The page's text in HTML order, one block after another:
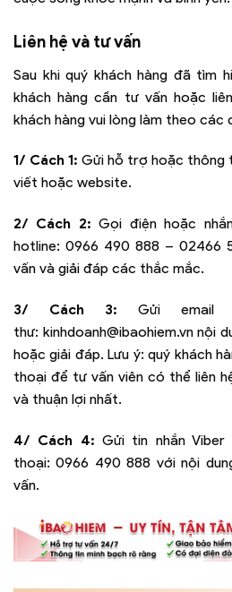
Liên hệ và tư vấn
Sau khi quý khách hàng đã tìm
khách hàng cần tư vấn hoặc
khách hàng vui lòng làm theo các
1/ Cách 1: Gửi hỗ trợ hoặc thông
viết hoặc website.
2/ Cách 2: Gọi điện hoặc
hotline: 0966 490 888 – 02466
vấn và giải đáp các thắc mắc.
3/ Cách 3: Gửi email
thư: kinhdoanh@ibaohiem.vnnội
hoặc giải đáp. Lưu ý: quý khách
thoại để tư vấn viên có thể liên
và thuận lợi nhất.
4/ Cách 4: Gửi tin nhắn
thoại:0966 490 888 với nội
vấn.